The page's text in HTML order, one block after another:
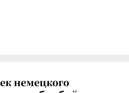
немецкого